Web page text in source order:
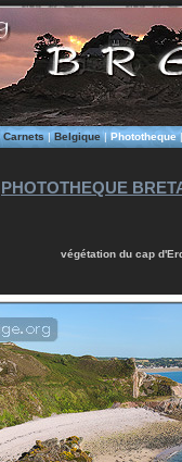
Carnets|Belgique|Phototheque
PHOTOTHEQUE
végétation du cap